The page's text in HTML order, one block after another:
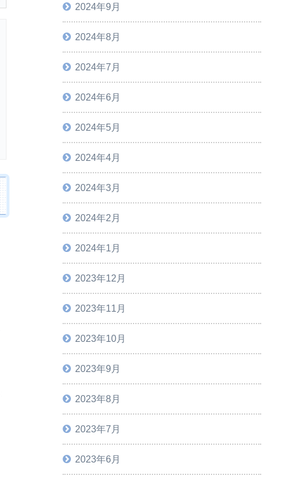
2024年9月
2024年8月
2024年7月
2024年6月
2024年5月
2024年4月
2024年3月
2024年2月
2024年1月
2023年12月
2023年11月
2023年10月
2023年9月
2023年8月
2023年7月
2023年6月